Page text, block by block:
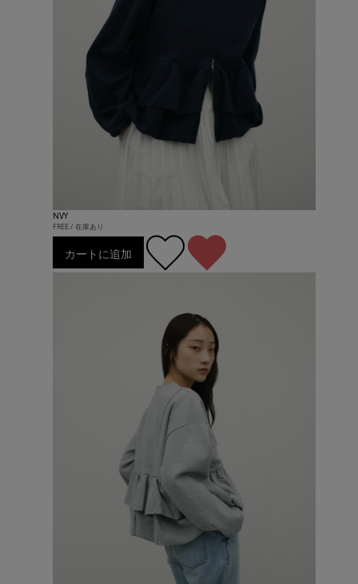
NVY
FREE / 在庫あり
カートに追加